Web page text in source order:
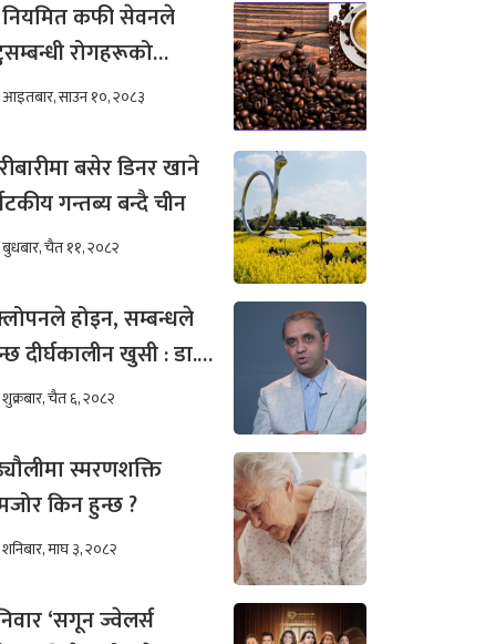
कफी सेवनले
रोगहरूको
कम हुन्छ ?
आइतबार, साउन १०, २०८३
बसेर डिनर खाने
गन्तब्य बन्दै चीन
बुधबार, चैत ११, २०८२
होइन, सम्बन्धले
दीर्घकालीन खुसी : डा.
अख्तर
शुक्रबार, चैत ६, २०८२
स्मरणशक्ति
किन हुन्छ ?
शनिबार, माघ ३, २०८२
‘सगून ज्वेलर्स